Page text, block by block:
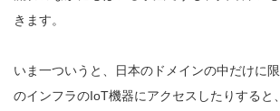
きます。
いま一ついうと、日本のドメインの中だけに
のインフラのIoT機器にアクセスしたりすると